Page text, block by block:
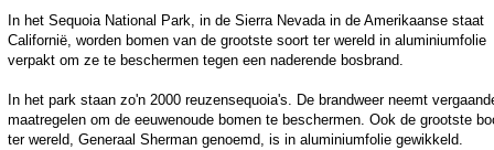
In het Sequoia National Park, in de Sierra Nevada in de Amerikaanse staat
Californië, worden bomen van de grootste soort ter wereld in aluminiumfolie
verpakt om ze te beschermen tegen een naderende bosbrand.
In het park staan zo'n 2000 reuzensequoia's. De brandweer neemt
maatregelen om de eeuwenoude bomen te beschermen. Ook de grootste
ter wereld, Generaal Sherman genoemd, is in aluminiumfolie gewikkeld.